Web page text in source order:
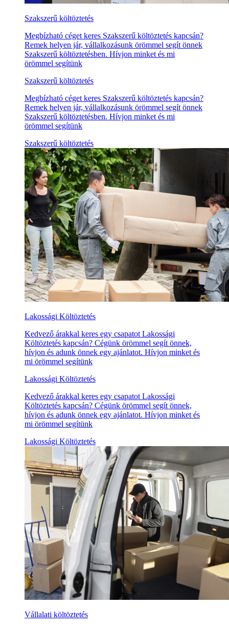
Szakszerű költöztetés
Megbízható céget keres Szakszerű költöztetés kapcsán?
Remek helyen jár, vállalkozásunk örömmel segít önnek
Szakszerű költöztetésben. Hívjon minket és mi
örömmel segítünk
Szakszerű költöztetés
Megbízható céget keres Szakszerű költöztetés kapcsán?
Remek helyen jár, vállalkozásunk örömmel segít önnek
Szakszerű költöztetésben. Hívjon minket és mi
örömmel segítünk
Szakszerű költöztetés
Lakossági Költöztetés
Kedvező árakkal keres egy csapatot Lakossági
Költöztetés kapcsán? Cégünk örömmel segít önnek,
hívjon és adunk önnek egy ajánlatot. Hívjon minket és
mi örömmel segítünk
Lakossági Költöztetés
Kedvező árakkal keres egy csapatot Lakossági
Költöztetés kapcsán? Cégünk örömmel segít önnek,
hívjon és adunk önnek egy ajánlatot. Hívjon minket és
mi örömmel segítünk
Lakossági Költöztetés
Vállalati költöztetés